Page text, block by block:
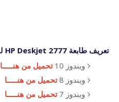
تعريف طابعة HP Deskjet 2777 لويندوز 32 بت
ويندوز 10
تحميل من هنـــــا
ويندوز 8
تحميل من هنـــــا
ويندوز 7
تحميل من هنـــــا